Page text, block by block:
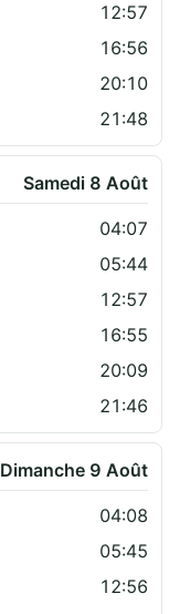
12:57
16:56
20:10
21:48
Samedi 8 Août
04:07
05:44
12:57
16:55
20:09
21:46
Dimanche 9 Août
04:08
05:45
12:56